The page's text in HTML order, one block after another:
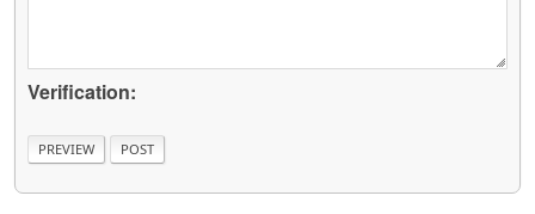
Verification: